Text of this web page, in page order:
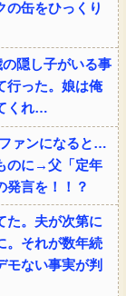
の缶をひっくり
の隠し子がいる事
行った。娘は俺
くれ…
ァンになると…
のに→父「定年
発言を！！？
た。夫が次第に
。それが数年続
モない事実が判